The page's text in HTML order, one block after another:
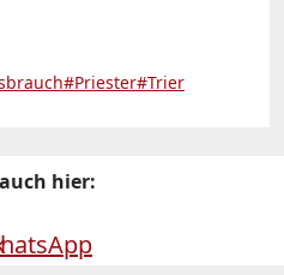
#Priester#Trier
auch hier: